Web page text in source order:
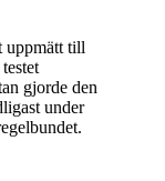
gjorde den
under